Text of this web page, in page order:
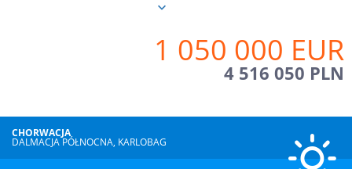
1 050 000 EUR
4 516 050 PLN
CHORWACJA
DALMACJA PÓŁNOCNA, KARLOBAG